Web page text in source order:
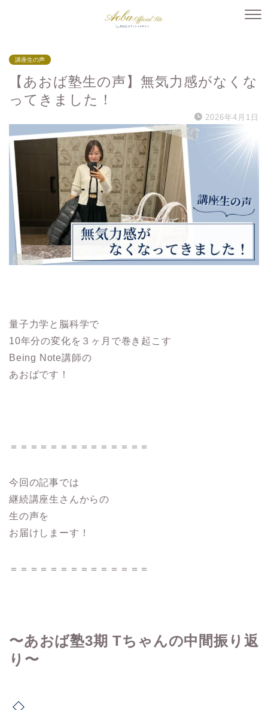
講座生の声
【あおば塾生の声】無気力感がなくな
ってきました！
2026年4月1日
量子力学と脳科学で
10年分の変化を３ヶ月で巻き起こす
Being Note講師の
あおばです！
​​＝＝＝＝＝＝＝＝＝＝＝＝＝＝
今回の記事では
継続講座生さんからの
生の声を
お届けしまーす！
＝＝＝＝＝＝＝＝＝＝＝＝＝＝
〜あおば塾3期 Tちゃんの中間振り返
り〜